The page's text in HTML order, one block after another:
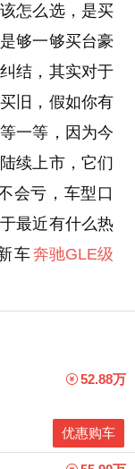
怎么选，是买
够一够买台豪
结，其实对于
旧，假如你有
一等，因为今
续上市，它们
会亏，车型口
最近有什么热
车奔驰GLE级
52.88万
优惠购车